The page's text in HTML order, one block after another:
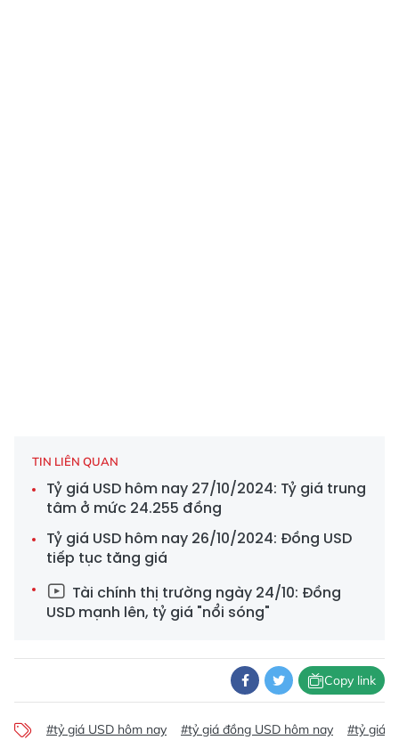
TIN LIÊN QUAN
Tỷ giá USD hôm nay 27/10/2024: Tỷ giá trung
tâm ở mức 24.255 đồng
Tỷ giá USD hôm nay 26/10/2024: Đồng USD
tiếp tục tăng giá
Tài chính thị trường ngày 24/10: Đồng
USD mạnh lên, tỷ giá "nổi sóng"
Copy link
#tỷ giá USD hôm nay #tỷ giá đồng USD hôm nay #tỷ giá